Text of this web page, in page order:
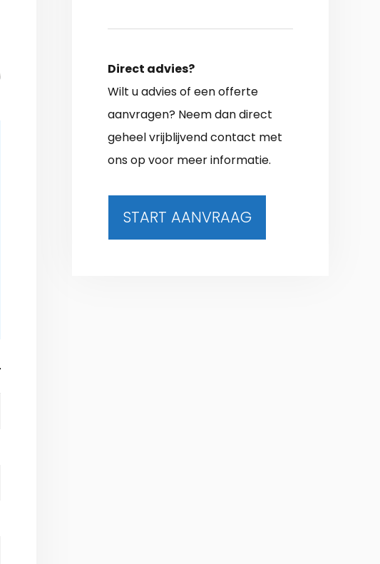
Direct advies?
Wilt u advies of een offerte
aanvragen? Neem dan direct
geheel vrijblijvend contact met
ons op voor meer informatie.
START AANVRAAG